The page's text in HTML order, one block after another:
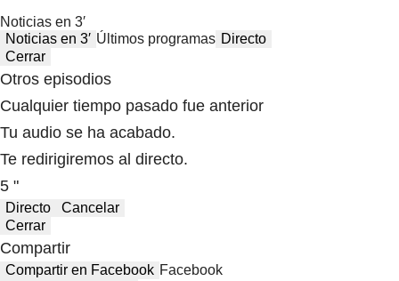
Noticias en 3′
Noticias en 3′ Últimos programas Directo
Cerrar
Otros episodios
Cualquier tiempo pasado fue anterior
Tu audio se ha acabado.
Te redirigiremos al directo.
5 "
Directo
Cancelar
Cerrar
Compartir
Compartir en Facebook Facebook